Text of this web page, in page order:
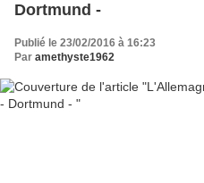
Dortmund -
Publié le 23/02/2016 à 16:23
Par amethyste1962